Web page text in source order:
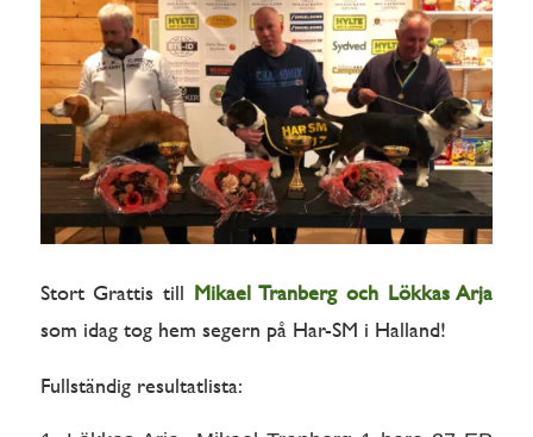
Stort Grattis till Mikael Tranberg och Lökkas Arja
som idag tog hem segern på Har-SM i Halland!
Fullständig resultatlista: